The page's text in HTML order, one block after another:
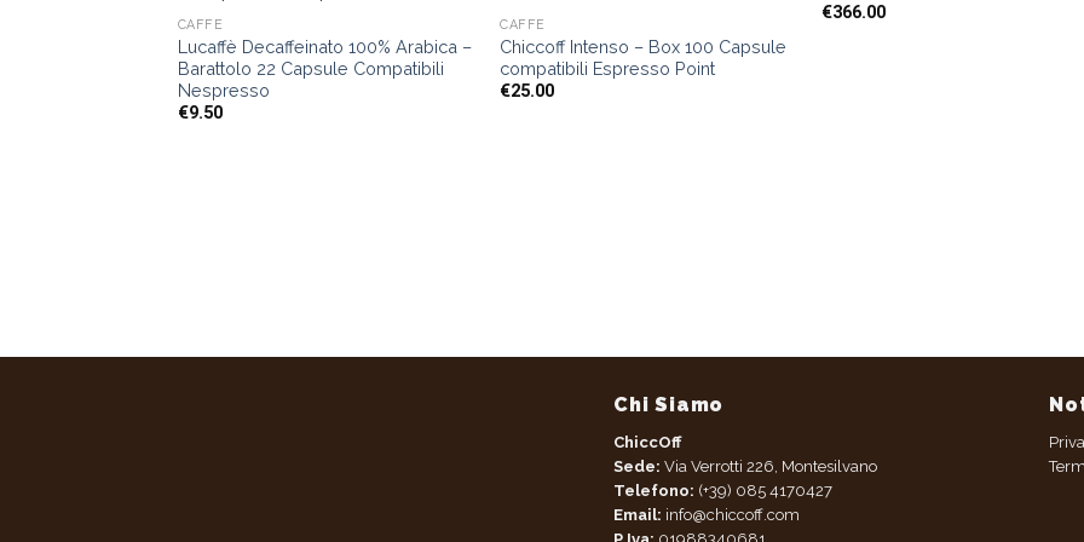
CAFFÈ
Lucaffè Decaffeinato 100% Arabica –
Barattolo 22 Capsule Compatibili
Nespresso
€9.50
CAFFÈ
Chiccoff Intenso – Box 100 Capsule
compatibili Espresso Point
€25.00
€366.00
Chi Siamo
ChiccOff
Sede: Via Verrotti 226, Montesilvano
Telefono: (+39) 085 4170427
Email: info@chiccoff.com